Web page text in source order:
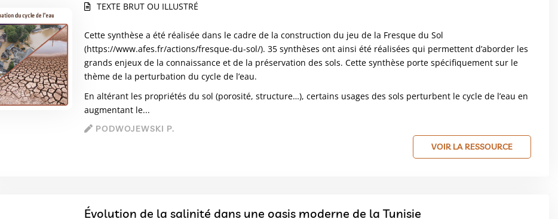
TEXTE BRUT OU ILLUSTRÉ
Cette synthèse a été réalisée dans le cadre de la construction du jeu de la Fresque du Sol
(https://www.afes.fr/actions/fresque-du-sol/). 35 synthèses ont ainsi été réalisées qui permettent d’aborder les
grands enjeux de la connaissance et de la préservation des sols. Cette synthèse porte spécifiquement sur le
thème de la perturbation du cycle de l’eau.
En altérant les propriétés du sol (porosité, structure…), certains usages des sols perturbent le cycle de l’eau en
augmentant le...
PODWOJEWSKI P.
VOIR LA RESSOURCE
Évolution de la salinité dans une oasis moderne de la Tunisie